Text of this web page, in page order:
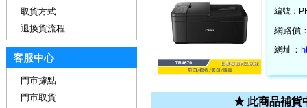
編號：
網路價
網址：
★ 此商品補貨
取貨方式
退換貨流程
客服中心
門市據點
門市取貨